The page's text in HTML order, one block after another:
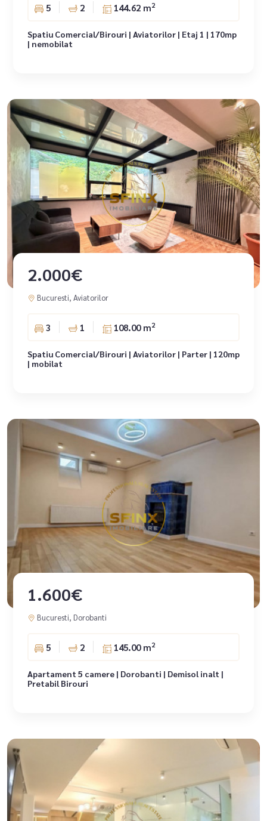
5 2 144.62 m2
Spatiu Comercial/Birouri | Aviatorilor | Etaj 1 | 170mp
| nemobilat
2.000€
Bucuresti, Aviatorilor
3 1 108.00 m2
Spatiu Comercial/Birouri | Aviatorilor | Parter | 120mp
| mobilat
1.600€
Bucuresti, Dorobanti
5 2 145.00 m2
Apartament 5 camere | Dorobanti | Demisol inalt |
Pretabil Birouri